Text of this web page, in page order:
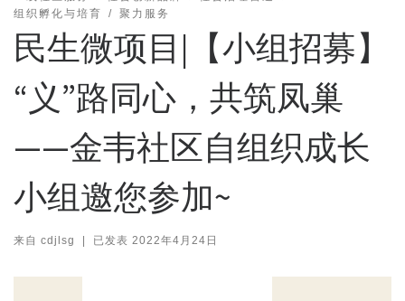
组织孵化与培育
聚力服务
民生微项目|【小组招募】
“义”路同心，共筑凤巢
——金韦社区自组织成长
小组邀您参加~
来自 cdjlsg 已发表 2022年4月24日